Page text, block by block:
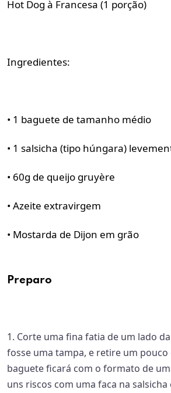
Hot Dog à Francesa (1 porção)
Ingredientes:
• 1 baguete de tamanho médio
• 1 salsicha (tipo húngara)
• 60g de queijo gruyère
• Azeite extravirgem
• Mostarda de Dijon em grão
Preparo
1. Corte uma fina fatia de um lado
fosse uma tampa, e retire um pouco
baguete ficará com o formato de
uns riscos com uma faca na salsicha